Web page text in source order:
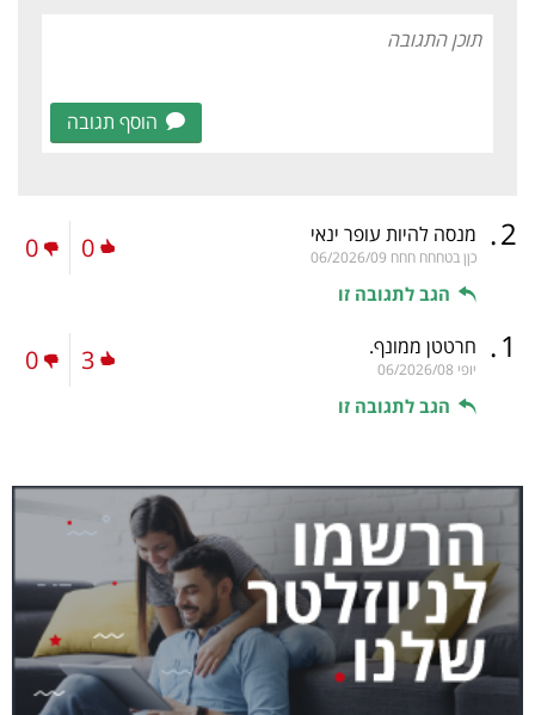
הוסף תגובה
2
. מנסה להיות עופר ינאי
כןן בטחחח חחח 06/2026/09
הגב לתגובה זו
0
0
1
. חרטטן ממונף.
יופי 06/2026/08
הגב לתגובה זו
3
0